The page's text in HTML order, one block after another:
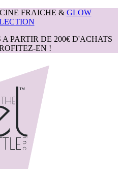
FRAICHE & GLOW
A PARTIR DE 200€ D'ACHATS
EN !